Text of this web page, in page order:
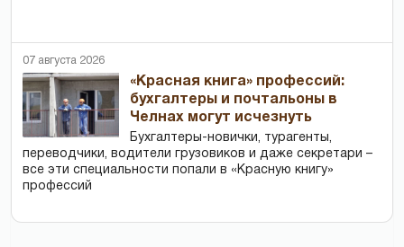
07 августа 2026
«Красная книга» профессий:
бухгалтеры и почтальоны в
Челнах могут исчезнуть
Бухгалтеры-новички, тур­агенты,
переводчики, водители грузовиков и даже секретари –
все эти специальности попали в «Красную книгу»
профессий